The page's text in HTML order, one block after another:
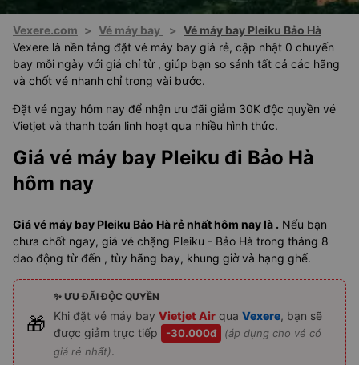
Vexere.com > Vé máy bay > Vé máy bay Pleiku Bảo Hà
Vexere là nền tảng đặt vé máy bay giá rẻ, cập nhật 0 chuyến
bay mỗi ngày với giá chỉ từ , giúp bạn so sánh tất cả các hãng
và chốt vé nhanh chỉ trong vài bước.
Đặt vé ngay hôm nay để nhận ưu đãi giảm 30K độc quyền vé
Vietjet và thanh toán linh hoạt qua nhiều hình thức.
Giá vé máy bay Pleiku đi Bảo Hà
hôm nay
Giá vé máy bay Pleiku Bảo Hà rẻ nhất hôm nay là . Nếu bạn
chưa chốt ngay, giá vé chặng Pleiku - Bảo Hà trong tháng 8
dao động từ đến , tùy hãng bay, khung giờ và hạng ghế.
🎁
✨ ƯU ĐÃI ĐỘC QUYỀN
Khi đặt vé máy bay Vietjet Air qua Vexere, bạn sẽ
được giảm trực tiếp
-30.000đ
(áp dụng cho vé có
giá rẻ nhất).